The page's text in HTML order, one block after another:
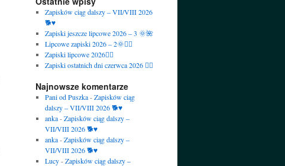
Zapisków ciąg dalszy – VII/VIII 2026
🐕♥️
Zapiski jeszcze lipcowe 2026 – 3 🌞🌺
Lipcowe zapiski 2026 – 2🌞🙋‍♀️
Zapiski lipcowe 2026🙋‍♀️
Zapiski ostatnich dni czerwca 2026 🙋‍♀️
Najnowsze komentarze
Pani od Puszka-Zapisków ciąg
dalszy – VII/VIII 2026 🐕♥️
anka-Zapisków ciąg dalszy –
VII/VIII 2026 🐕♥️
anka-Zapisków ciąg dalszy –
VII/VIII 2026 🐕♥️
Lucy-Zapisków ciąg dalszy –